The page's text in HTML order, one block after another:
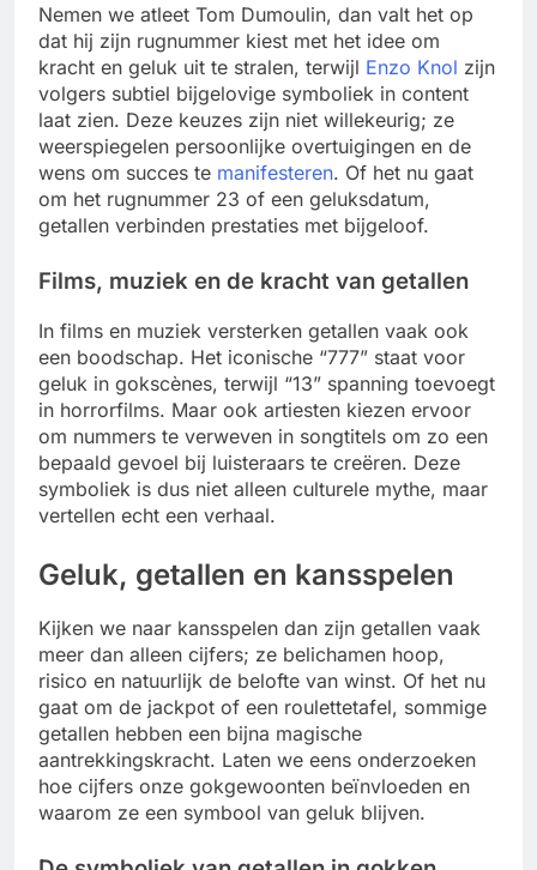
Nemen we atleet Tom Dumoulin, dan valt het op
dat hij zijn rugnummer kiest met het idee om
kracht en geluk uit te stralen, terwijl Enzo Knol zijn
volgers subtiel bijgelovige symboliek in content
laat zien. Deze keuzes zijn niet willekeurig; ze
weerspiegelen persoonlijke overtuigingen en de
wens om succes te manifesteren. Of het nu gaat
om het rugnummer 23 of een geluksdatum,
getallen verbinden prestaties met bijgeloof.
Films, muziek en de kracht van getallen
In films en muziek versterken getallen vaak ook
een boodschap. Het iconische “777” staat voor
geluk in gokscènes, terwijl “13” spanning toevoegt
in horrorfilms. Maar ook artiesten kiezen ervoor
om nummers te verweven in songtitels om zo een
bepaald gevoel bij luisteraars te creëren. Deze
symboliek is dus niet alleen culturele mythe, maar
vertellen echt een verhaal.
Geluk, getallen en kansspelen
Kijken we naar kansspelen dan zijn getallen vaak
meer dan alleen cijfers; ze belichamen hoop,
risico en natuurlijk de belofte van winst. Of het nu
gaat om de jackpot of een roulettetafel, sommige
getallen hebben een bijna magische
aantrekkingskracht. Laten we eens onderzoeken
hoe cijfers onze gokgewoonten beïnvloeden en
waarom ze een symbool van geluk blijven.